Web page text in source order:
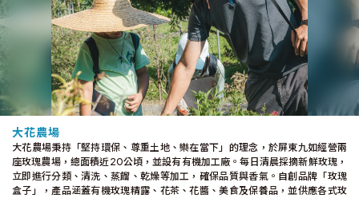
大花農場
大花農場秉持「堅持環保、尊重土地、樂在當下」的理念，於屏東九如經營兩
座玫瑰農場，總面積近20公頃，並設有有機加工廠。每日清晨採摘新鮮玫瑰，
立即進行分類、清洗、蒸餾、乾燥等加工，確保品質與香氣。自創品牌「玫瑰
盒子」，產品涵蓋有機玫瑰精露、花茶、花醬、美食及保養品，並供應各式玫